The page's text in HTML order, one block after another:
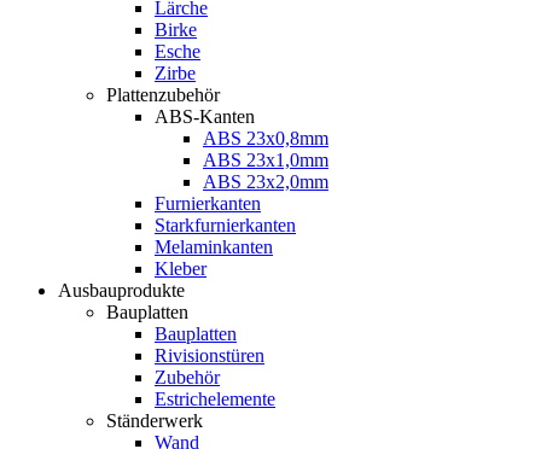
Lärche
Birke
Esche
Zirbe
Plattenzubehör
ABS-Kanten
ABS 23x0,8mm
ABS 23x1,0mm
ABS 23x2,0mm
Furnierkanten
Starkfurnierkanten
Melaminkanten
Kleber
Ausbauprodukte
Bauplatten
Bauplatten
Rivisionstüren
Zubehör
Estrichelemente
Ständerwerk
Wand